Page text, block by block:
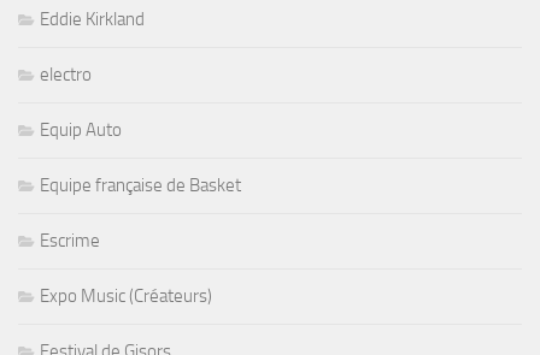
Eddie Kirkland
electro
Equip Auto
Equipe française de Basket
Escrime
Expo Music (Créateurs)